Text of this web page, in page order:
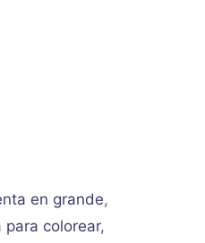
en grande,
para colorear,